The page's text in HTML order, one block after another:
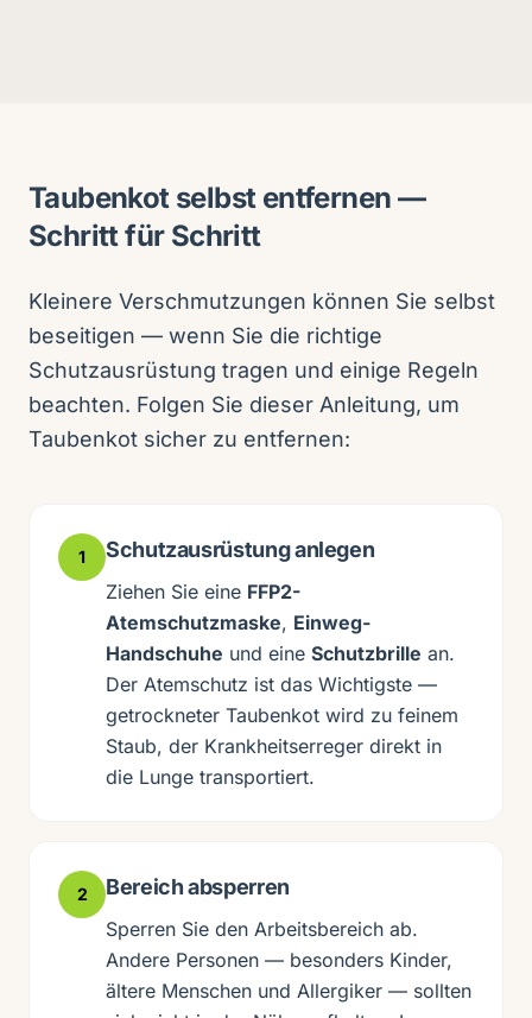
Taubenkot selbst entfernen —
Schritt für Schritt
Kleinere Verschmutzungen können Sie selbst
beseitigen — wenn Sie die richtige
Schutzausrüstung tragen und einige Regeln
beachten. Folgen Sie dieser Anleitung, um
Taubenkot sicher zu entfernen:
1 Schutzausrüstung anlegen
Ziehen Sie eine FFP2-
Atemschutzmaske, Einweg-
Handschuhe und eine Schutzbrille an.
Der Atemschutz ist das Wichtigste —
getrockneter Taubenkot wird zu feinem
Staub, der Krankheitserreger direkt in
die Lunge transportiert.
2 Bereich absperren
Sperren Sie den Arbeitsbereich ab.
Andere Personen — besonders Kinder,
ältere Menschen und Allergiker — sollten